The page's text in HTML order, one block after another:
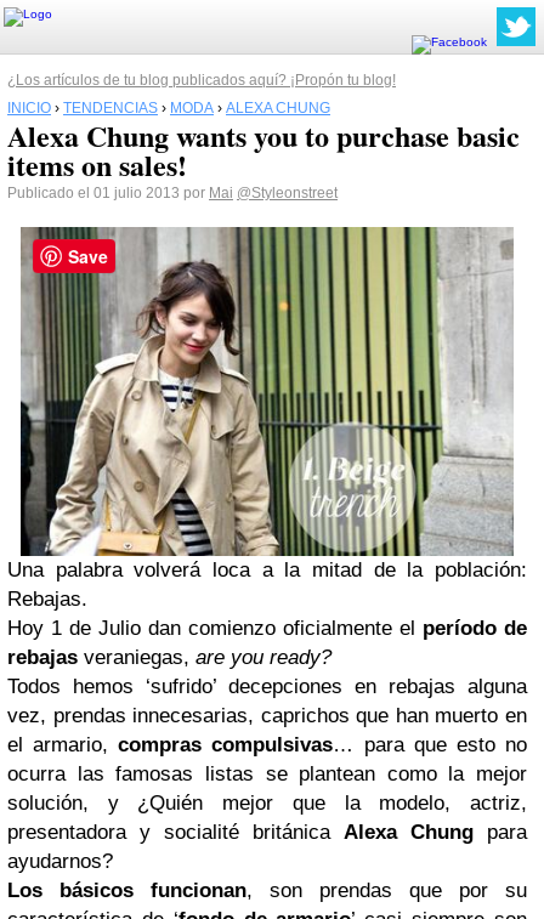
¿Los artículos de tu blog publicados aquí? ¡Propón tu blog!
INICIO › TENDENCIAS › MODA › ALEXA CHUNG
Alexa Chung wants you to purchase basic
items on sales!
Publicado el 01 julio 2013 por Mai @Styleonstreet
Una palabra volverá loca a la mitad de la población:
Rebajas.
Hoy 1 de Julio dan comienzo oficialmente el período de
rebajas veraniegas, are you ready?
Todos hemos ‘sufrido’ decepciones en rebajas alguna
vez, prendas innecesarias, caprichos que han muerto en
el armario,compras compulsivas… para que esto no
ocurra las famosas listas se plantean como la mejor
solución, y ¿Quién mejor que la modelo, actriz,
presentadora y socialité británica Alexa Chung para
ayudarnos?
Los básicos funcionan, son prendas que por su
Save